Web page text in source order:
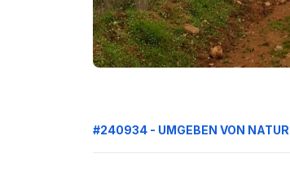
#240934 - UMGEBEN VON NATUR